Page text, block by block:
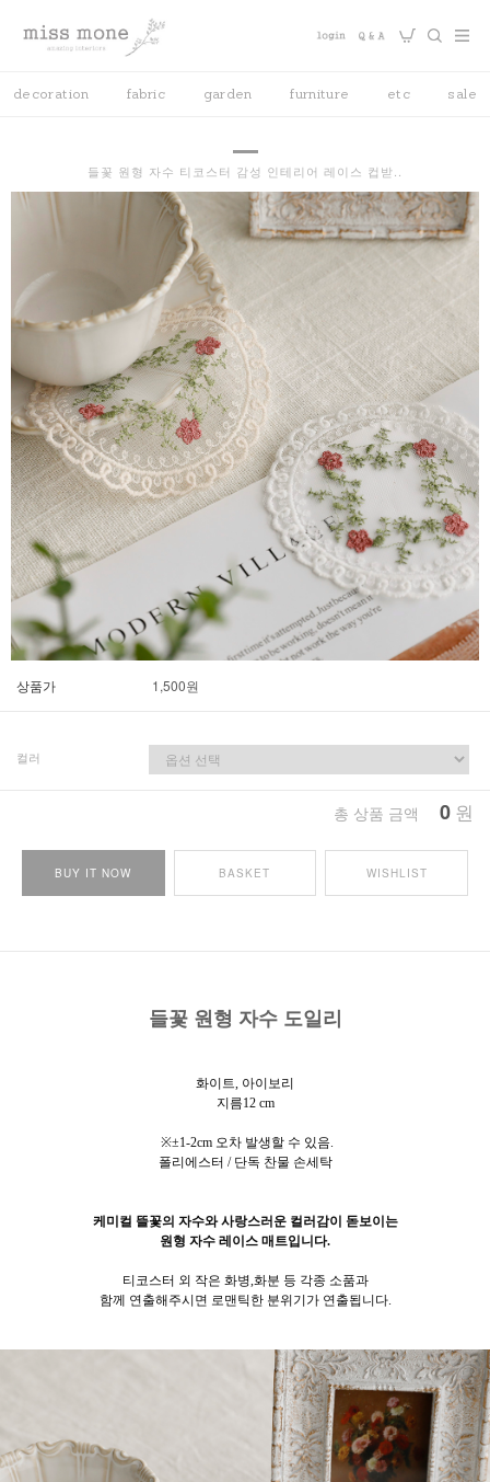
decoration fabric garden furniture etc sale
들꽃 원형 자수 티코스터 감성 인테리어 레이스 컵받..
상품가 1,500원
컬러
총 상품 금액 0 원
BUY IT NOW BASKET WISHLIST
들꽃 원형 자수 도일리
화이트, 아이보리
지름12 cm
※±1-2cm 오차 발생할 수 있음.
폴리에스터 / 단독 찬물 손세탁
케미컬 뜰꽃의 자수와 사랑스러운 컬러감이 돋보이는
원형 자수 레이스 매트입니다.
티코스터 외 작은 화병,화분 등 각종 소품과
함께 연출해주시면 로맨틱한 분위기가 연출됩니다.